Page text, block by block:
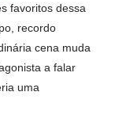
favoritos dessa
recordo
cena muda
a falar
uma